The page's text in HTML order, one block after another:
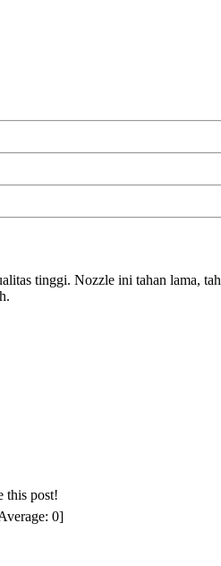
tinggi. Nozzle ini tahan lama,
this post!
0]